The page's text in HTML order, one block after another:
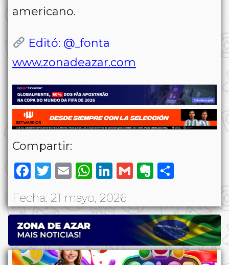
americano.
Editó: @_fonta
www.zonadeazar.com
Compartir:
Facebook
Twitter
EmailWhatsApp
LinkedIn
GmailEvernote
Fecha: 21 mayo, 2026